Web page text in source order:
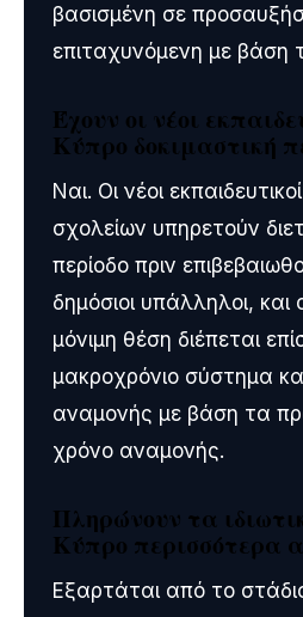
βασισμένη σε
επιταχυνόμενη με βάση
Έχουν οι νέοι
Κύπρο δοκιμαστική
Ναι. Οι νέοι
σχολείων υπηρετούν
περίοδο πριν
δημόσιοι υπάλληλοι, και
μόνιμη θέση διέπεται
μακροχρόνιο σύστημα
αναμονής με βάση τα
χρόνο αναμονής.
Πληρώνουν τα
Κύπρο περισσότερα
Εξαρτάται από το